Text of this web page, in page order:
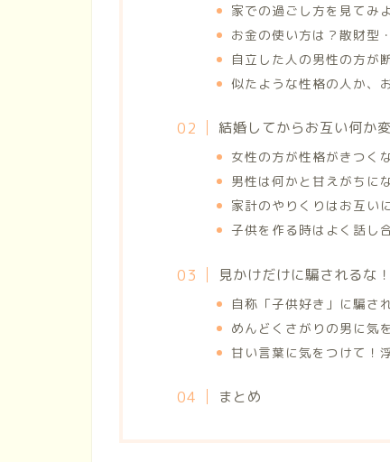
家での過ごし方を見てみ
お金の使い方は？散財型
自立した人の男性の方が
似たような性格の人か、
結婚してからお互い何か
女性の方が性格がきつく
男性は何かと甘えがちに
家計のやりくりはお互い
子供を作る時はよく話し
見かけだけに騙されるな
自称「子供好き」に騙さ
めんどくさがりの男に気
甘い言葉に気をつけて！
まとめ